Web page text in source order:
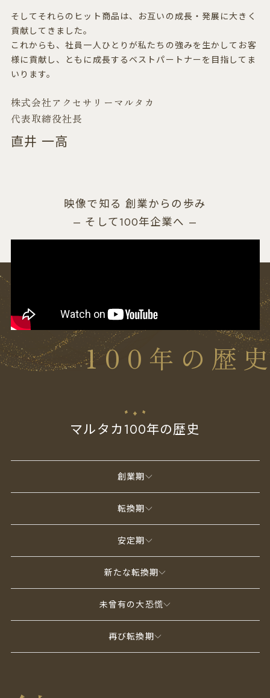
そしてそれらのヒット商品は、お互いの成長・発展に大きく
貢献してきました。
これからも、社員一人ひとりが私たちの強みを生かしてお客
様に貢献し、ともに成長するベストパートナーを目指してま
いります。
株式会社アクセサリーマルタカ
代表取締役社長
直井 一高
映像で知る 創業からの歩み
– そして100年企業へ –
100年の歴
マルタカ100年の歴史
創業期
転換期
安定期
新たな転換期
未曾有の大恐慌
再び転換期